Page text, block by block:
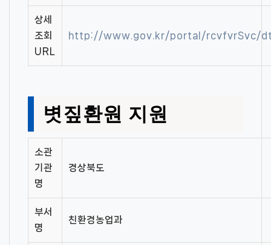
상세
조회
URL
http://www.gov.kr/portal/rcvfvrSvc/
볏짚환원 지원
소관
기관
명
경상북도
부서
명
친환경농업과